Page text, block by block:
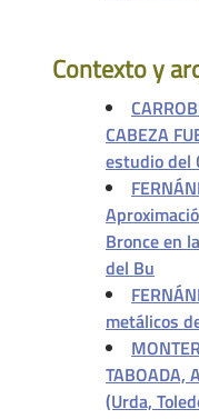
Contexto y
CABEZA
estudio del
Bronce en
del Bu
metálicos
TABOADA,
(Urda,